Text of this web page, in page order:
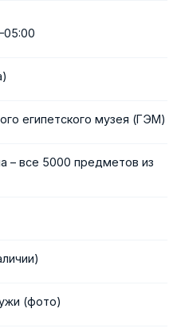
египетского музея (ГЭМ)
– все 5000 предметов из
(фото)